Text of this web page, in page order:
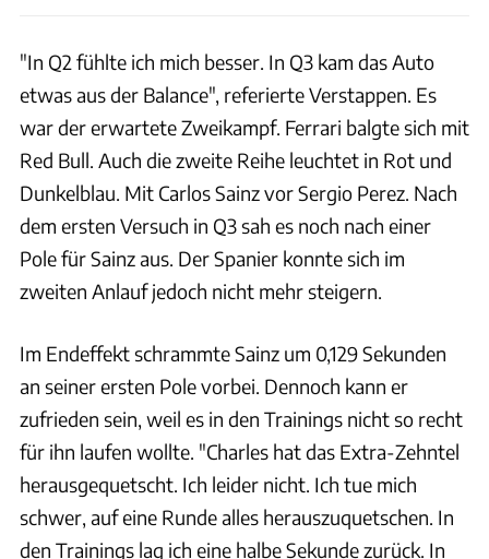
"In Q2 fühlte ich mich besser. In Q3 kam das Auto
etwas aus der Balance", referierte Verstappen. Es
war der erwartete Zweikampf. Ferrari balgte sich mit
Red Bull. Auch die zweite Reihe leuchtet in Rot und
Dunkelblau. Mit Carlos Sainz vor Sergio Perez. Nach
dem ersten Versuch in Q3 sah es noch nach einer
Pole für Sainz aus. Der Spanier konnte sich im
zweiten Anlauf jedoch nicht mehr steigern.
Im Endeffekt schrammte Sainz um 0,129 Sekunden
an seiner ersten Pole vorbei. Dennoch kann er
zufrieden sein, weil es in den Trainings nicht so recht
für ihn laufen wollte. "Charles hat das Extra-Zehntel
herausgequetscht. Ich leider nicht. Ich tue mich
schwer, auf eine Runde alles herauszuquetschen. In
den Trainings lag ich eine halbe Sekunde zurück. In